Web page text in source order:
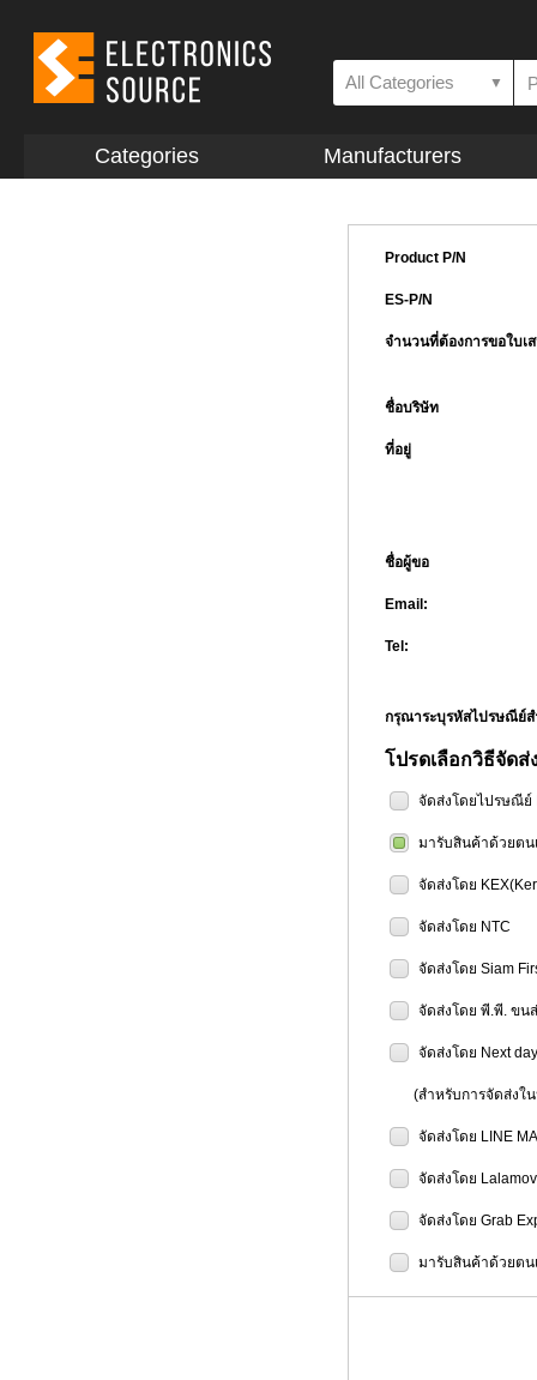
All Categories ▼
Categories Manufacturers
Product P/N
ES-P/N
จำนวนที่ต้องการขอใบเ
ชื่อบริษัท
ที่อยู่
ชื่อผู้ขอ
Email:
Tel:
กรุณาระบุรหัสไปรษณี
โปรดเลือกวิธีจัดส่
จัดส่งโดยไปรษณีย์
มารับสินค้าด้วยต
จัดส่งโดย
จัดส่งโดย NTC
จัดส่งโดย Siam
จัดส่งโดย พี.พี. ขน
จัดส่งโดย Next
(สำหรับการจัดส่งใน
จัดส่งโดย LINE
จัดส่งโดย
จัดส่งโดย Grab
มารับสินค้าด้วยตน